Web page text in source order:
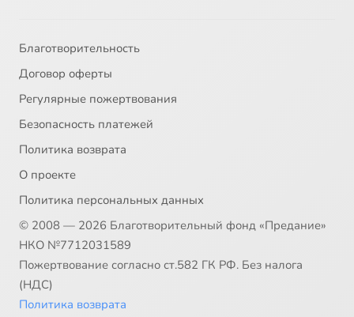
Благотворительность
Договор оферты
Регулярные пожертвования
Безопасность платежей
Политика возврата
О проекте
Политика персональных данных
© 2008 — 2026 Благотворительный фонд «Предание»
НКО №7712031589
Пожертвование согласно ст.582 ГК РФ. Без налога
(НДС)
Политика возврата